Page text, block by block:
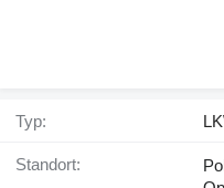
Typ:
Standort: